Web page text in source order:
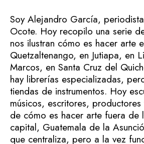
Soy Alejandro García,
Ocote. Hoy recopilo una serie
nos ilustran cómo es hacer arte
Quetzaltenango, en Jutiapa, en
Marcos, en Santa Cruz del
hay librerías especializadas,
tiendas de instrumentos. Hoy
músicos, escritores,
de cómo es hacer arte fuera de
capital, Guatemala de la
que centraliza, pero a la vez